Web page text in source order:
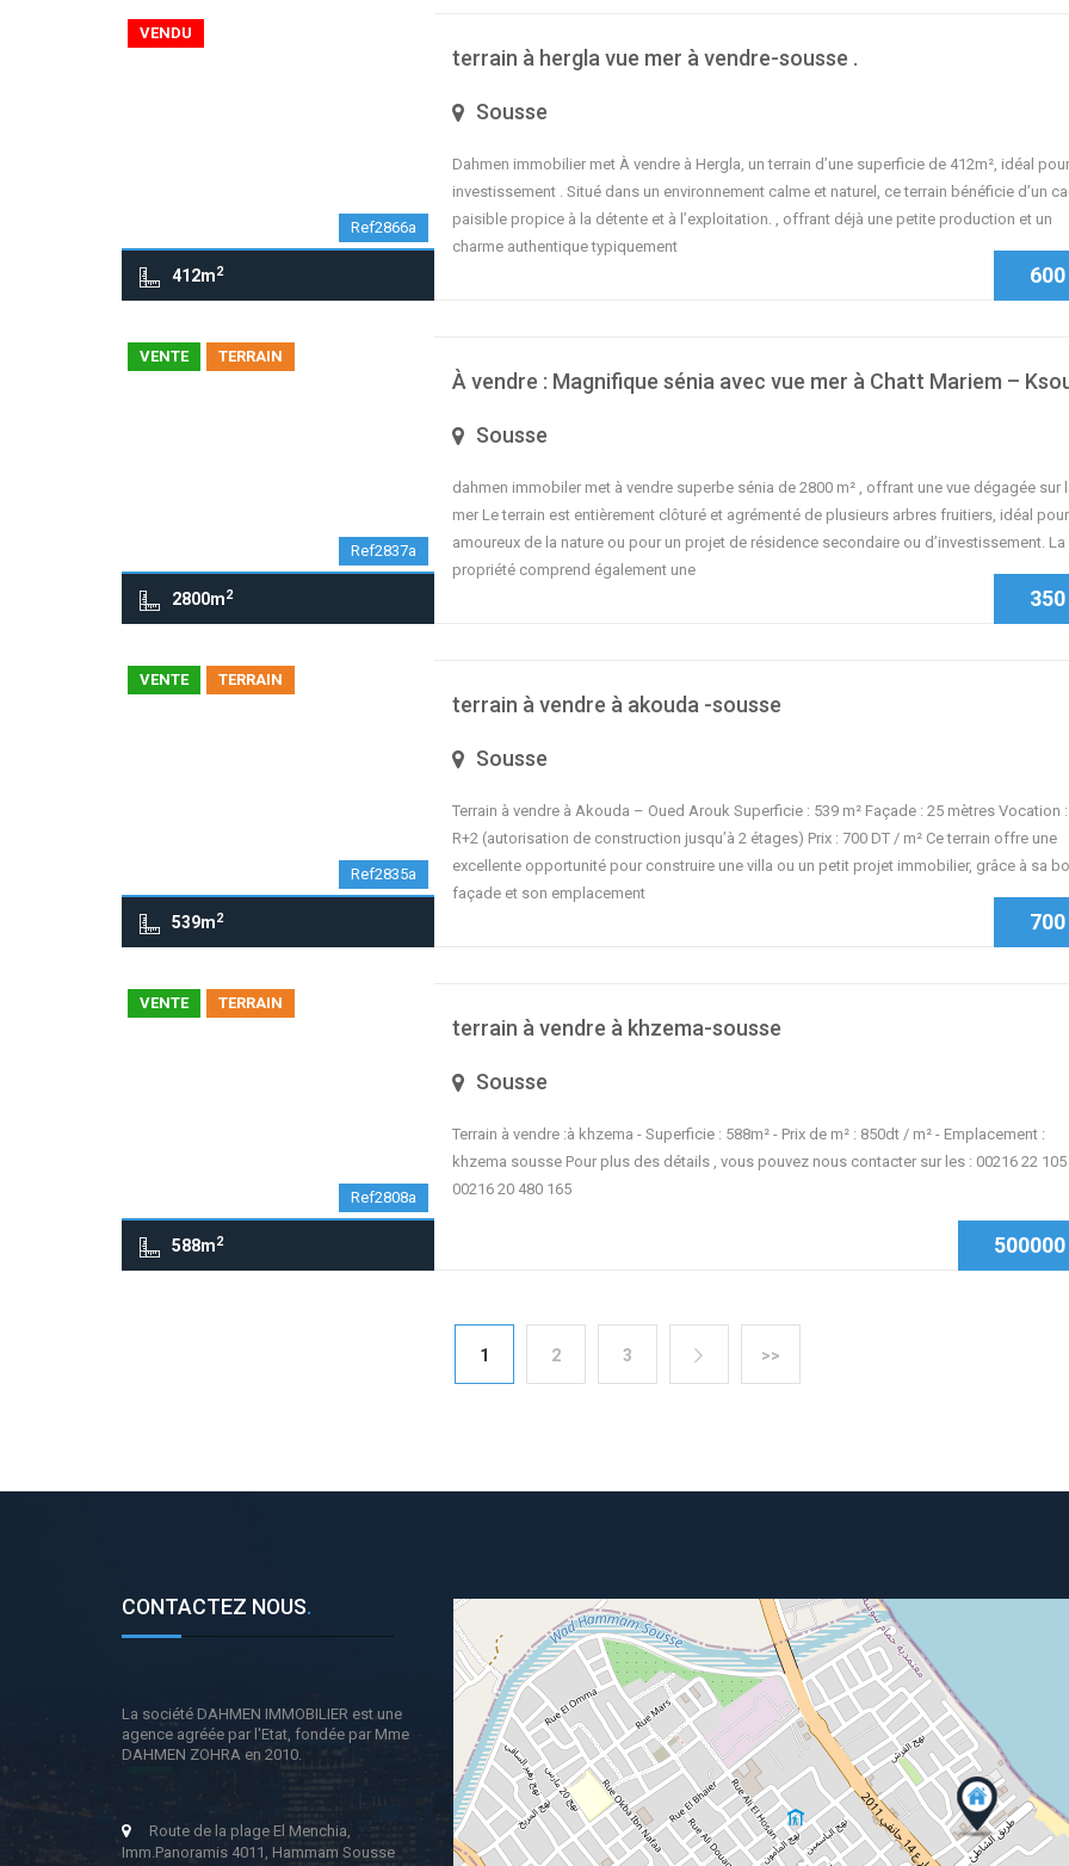
VENDU
Ref2866a
412m2
terrain à hergla vue mer à vendre-sousse .
Sousse
Dahmen immobilier met À vendre à Hergla, un terrain d’une superficie de 412m², idéal pour
investissement . Situé dans un environnement calme et naturel, ce terrain bénéficie d’un
paisible propice à la détente et à l’exploitation. , offrant déjà une petite production et un
charme authentique typiquement
600
VENTE TERRAIN
Ref2837a
2800m2
À vendre : Magnifique sénia avec vue mer à Chatt Mariem –
Sousse
dahmen immobiler met à vendre superbe sénia de 2800 m² , offrant une vue dégagée sur
mer Le terrain est entièrement clôturé et agrémenté de plusieurs arbres fruitiers, idéal
amoureux de la nature ou pour un projet de résidence secondaire ou d’investissement. La
propriété comprend également une
350
VENTE TERRAIN
Ref2835a
539m2
terrain à vendre à akouda -sousse
Sousse
Terrain à vendre à Akouda – Oued Arouk Superficie : 539 m² Façade : 25 mètres Vocation :
R+2 (autorisation de construction jusqu’à 2 étages) Prix : 700 DT / m² Ce terrain offre une
excellente opportunité pour construire une villa ou un petit projet immobilier, grâce à sa
façade et son emplacement
700
VENTE TERRAIN
Ref2808a
588m2
terrain à vendre à khzema-sousse
Sousse
Terrain à vendre :à khzema - Superficie : 588m² - Prix de m² : 850dt / m² - Emplacement :
khzema sousse Pour plus des détails , vous pouvez nous contacter sur les : 00216 22 105
00216 20 480 165
500000
1 2 3  >>
CONTACTEZ NOUS.
La société DAHMEN IMMOBILIER est une
agence agréée par l'Etat, fondée par Mme
DAHMEN ZOHRA en 2010.
Route de la plage El Menchia,
Imm.Panoramis 4011, Hammam Sousse